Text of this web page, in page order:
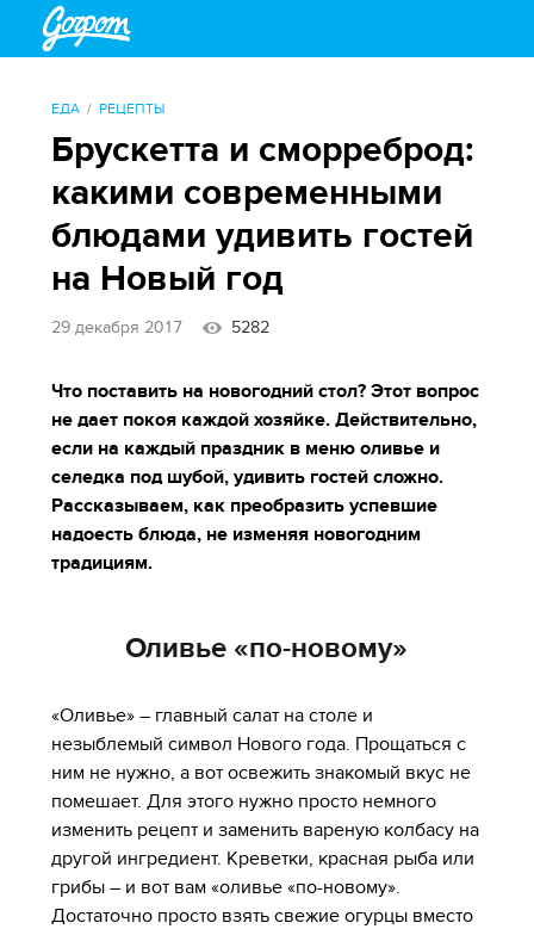
ЕДА РЕЦЕПТЫ
Брускетта и сморреброд:
какими современными
блюдами удивить гостей
на Новый год
29 декабря 2017 5282
Что поставить на новогодний стол? Этот вопрос
не дает покоя каждой хозяйке. Действительно,
если на каждый праздник в меню оливье и
селедка под шубой, удивить гостей сложно.
Рассказываем, как преобразить успевшие
надоесть блюда, не изменяя новогодним
традициям.
Оливье «по-новому»
«Оливье» – главный салат на столе и
незыблемый символ Нового года. Прощаться с
ним не нужно, а вот освежить знакомый вкус не
помешает. Для этого нужно просто немного
изменить рецепт и заменить вареную колбасу на
другой ингредиент. Креветки, красная рыба или
грибы – и вот вам «оливье «по-новому».
Достаточно просто взять свежие огурцы вместо